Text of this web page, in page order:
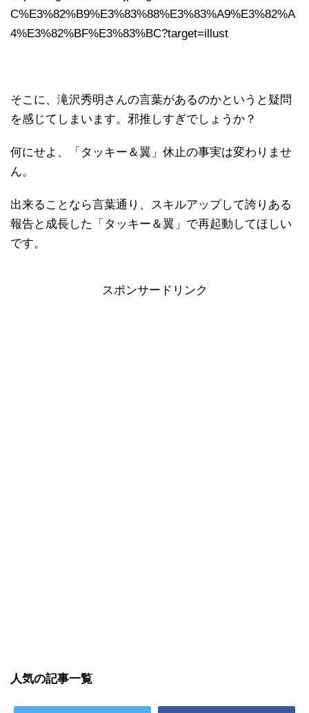
C%E3%82%B9%E3%83%88%E3%83%A9%E3%82%A
4%E3%82%BF%E3%83%BC?target=illust
そこに、滝沢秀明さんの言葉があるのかというと疑問
を感じてしまいます。邪推しすぎでしょうか？
何にせよ、「タッキー＆翼」休止の事実は変わりませ
ん。
出来ることなら言葉通り、スキルアップして誇りある
報告と成長した「タッキー＆翼」で再起動してほしい
です。
スポンサードリンク
人気の記事一覧